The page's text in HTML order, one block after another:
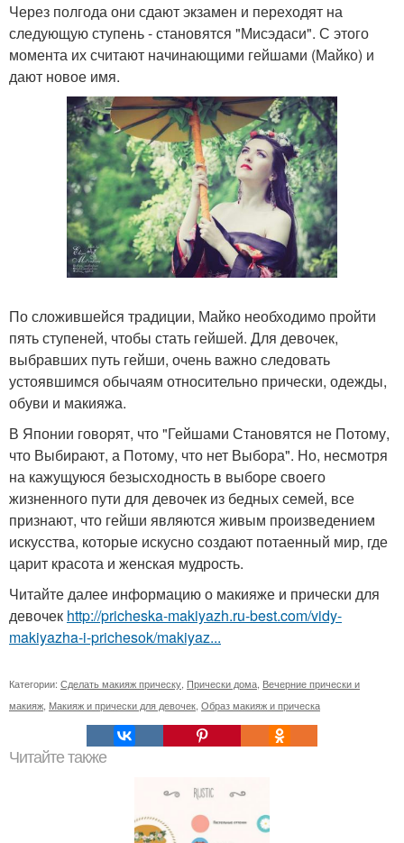
Через полгода они сдают экзамен и переходят на
следующую ступень - становятся "Мисэдаси". С этого
момента их считают начинающими гейшами (Майко) и
дают новое имя.
По сложившейся традиции, Майко необходимо пройти
пять ступеней, чтобы стать гейшей. Для девочек,
выбравших путь гейши, очень важно следовать
устоявшимся обычаям относительно прически, одежды,
обуви и макияжа.
В Японии говорят, что "Гейшами Становятся не Потому,
что Выбирают, а Потому, что нет Выбора". Но, несмотря
на кажущуюся безысходность в выборе своего
жизненного пути для девочек из бедных семей, все
признают, что гейши являются живым произведением
искусства, которые искусно создают потаенный мир, где
царит красота и женская мудрость.
Читайте далее информацию о макияже и прически для
девочек http://pricheska-makiyazh.ru-best.com/vidy-
makiyazha-i-prichesok/makiyaz...
Категории: Сделать макияж прическу Прически дома Вечерние прически и
макияж Макияж и прически для девочек Образ макияж и прическа
Читайте также